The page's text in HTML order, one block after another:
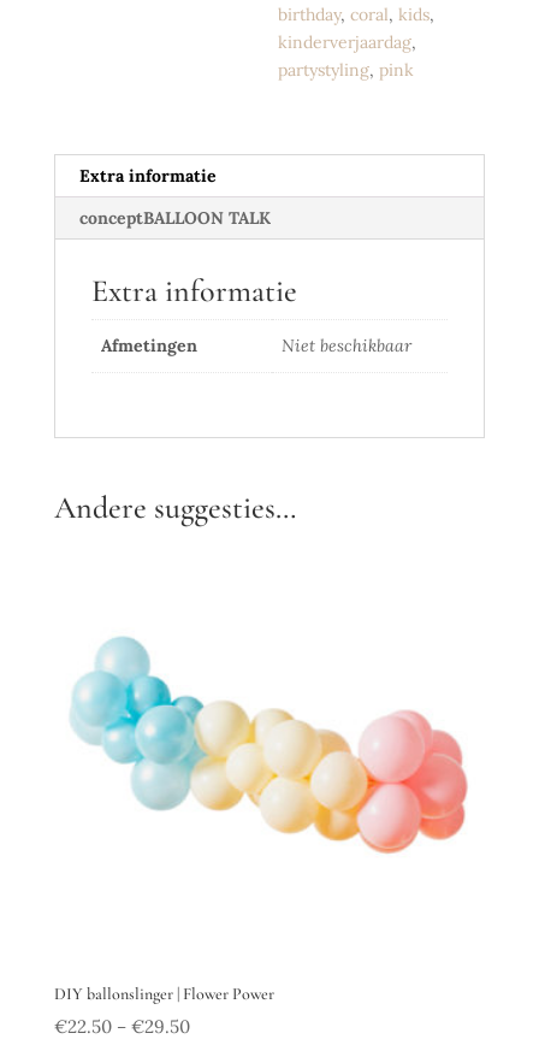
birthday,coral, kids,
kinderverjaardag,
partystyling,pink
Extra informatie
conceptBALLOON TALK
Extra informatie
Afmetingen Niet beschikbaar
Andere suggesties…
DIY ballonslinger | Flower Power
€22.50– €29.50